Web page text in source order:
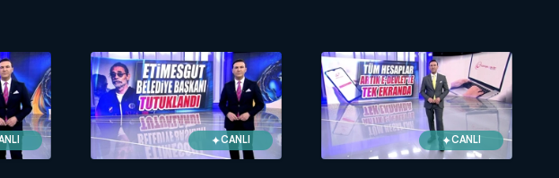
CANLI CANLI